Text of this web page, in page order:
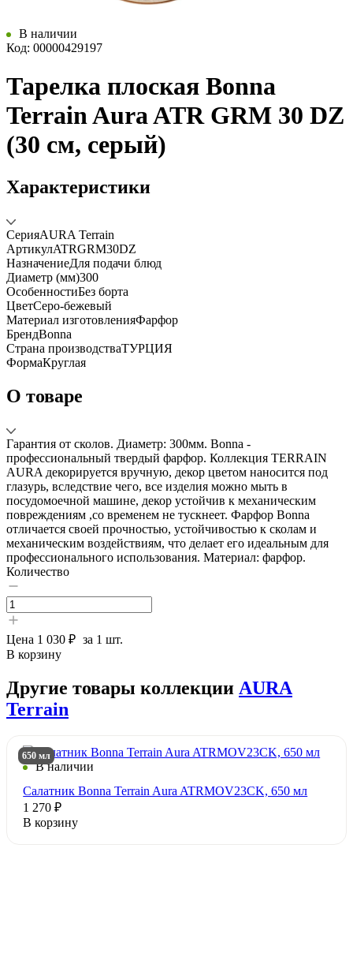
В наличии
Код: 00000429197
Тарелка плоская Bonna
Terrain Aura ATR GRM 30 DZ
(30 см, серый)
Характеристики
СерияAURA Terrain
АртикулATRGRM30DZ
НазначениеДля подачи блюд
Диаметр (мм)300
ОсобенностиБез борта
ЦветСеро-бежевый
Материал изготовленияФарфор
БрендBonna
Страна производстваТУРЦИЯ
ФормаКруглая
О товаре
Гарантия от сколов. Диаметр: 300мм. Bonna -
профессиональный твердый фарфор. Коллекция TERRAIN
AURA декорируется вручную, декор цветом наносится под
глазурь, вследствие чего, все изделия можно мыть в
посудомоечной машине, декор устойчив к механическим
повреждениям ,со временем не тускнеет. Фарфор Bonna
отличается своей прочностью, устойчивостью к сколам и
механическим воздействиям, что делает его идеальным для
профессионального использования. Материал: фарфор.
Количество
Цена 1 030 ₽ за 1 шт.
В корзину
Другие товары коллекции AURA
Terrain
650 мл
В наличии
Салатник Bonna Terrain Aura ATRMOV23CK, 650 мл
1 270 ₽
В корзину